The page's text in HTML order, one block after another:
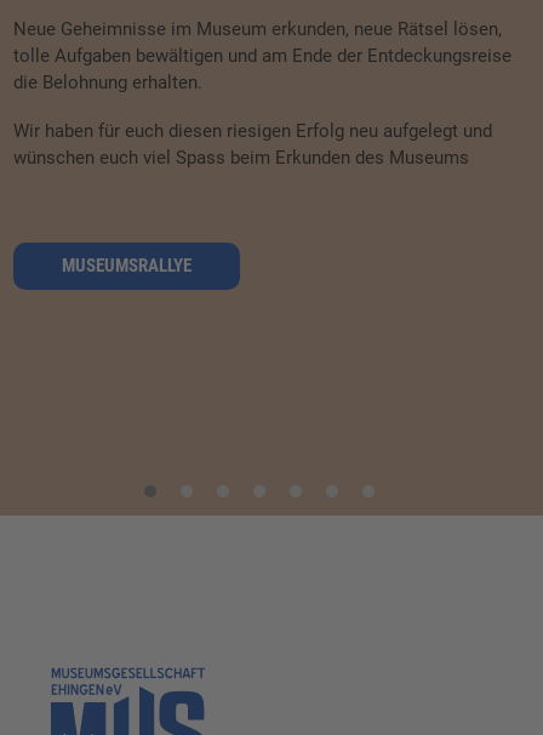
Neue Geheimnisse im Museum erkunden, neue Rätsel lösen,
tolle Aufgaben bewältigen und am Ende der Entdeckungsreise
die Belohnung erhalten.
Wir haben für euch diesen riesigen Erfolg neu aufgelegt und
wünschen euch viel Spass beim Erkunden des Museums
MUSEUMSRALLYE
1 2 3 4 5 6 7